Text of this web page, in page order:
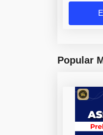
Popular